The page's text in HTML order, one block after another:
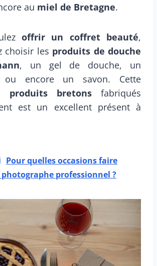
au miel de Bretagne.
offrir un coffret beauté,
choisir les produits de douche
, un gel de douche, un
ou encore un savon. Cette
produits bretonsfabriqués
est un excellent présent à
Pour quelles occasions faire
professionnel ?